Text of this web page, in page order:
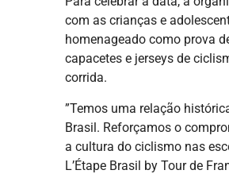
com as crianças e
homenageado como prova
capacetes e jerseys de
corrida.
”Temos uma relação
Brasil. Reforçamos o
a cultura do ciclismo nas
L’Étape Brasil by Tour de